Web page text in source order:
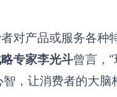
对产品或服务各种
专家李光斗曾言，
，让消费者的大脑